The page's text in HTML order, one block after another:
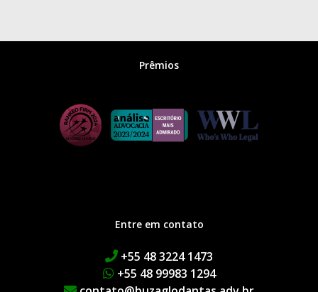
Prêmios
Entre em contato
+55 48 3224 1473
+55 48 99983 1294